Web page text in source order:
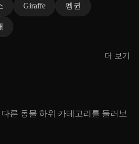
Giraffe 펭귄
더 보기
른 동물 하위 카테고리를 둘러보